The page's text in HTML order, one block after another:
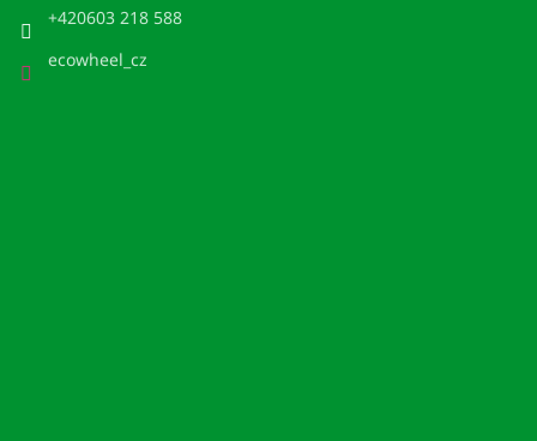
+420603 218 588
ecowheel_cz